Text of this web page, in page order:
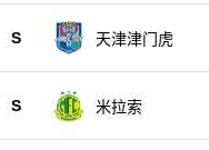
S 天津津门虎
S 米拉索